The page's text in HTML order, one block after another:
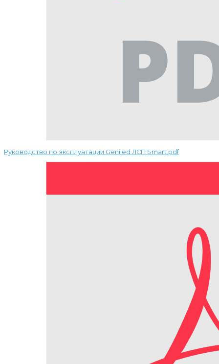
Руководство по эксплуатации Geniled ЛСП Smart.pdf